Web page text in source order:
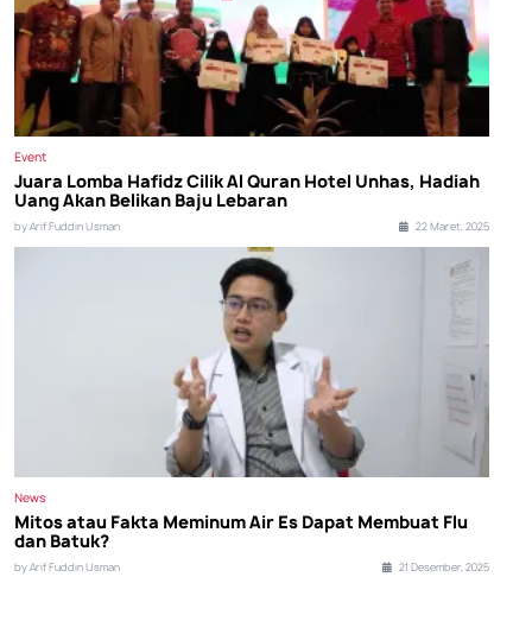
Event
Juara Lomba Hafidz Cilik Al Quran Hotel Unhas, Hadiah
Uang Akan Belikan Baju Lebaran
by Arif Fuddin Usman 22 Maret, 2025
News
Mitos atau Fakta Meminum Air Es Dapat Membuat Flu
dan Batuk?
by Arif Fuddin Usman 21 Desember, 2025